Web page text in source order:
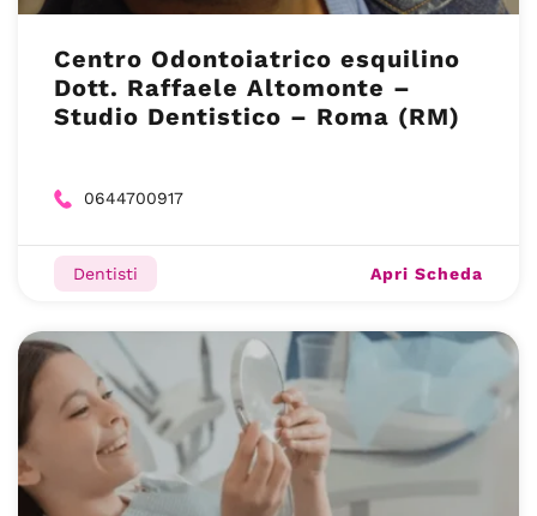
Centro Odontoiatrico esquilino
Dott. Raffaele Altomonte –
Studio Dentistico – Roma (RM)
0644700917
Dentisti Apri Scheda